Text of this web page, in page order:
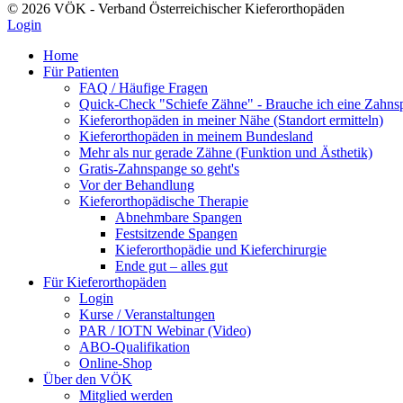
© 2026 VÖK - Verband Österreichischer Kieferorthopäden
Login
Home
Für Patienten
FAQ / Häufige Fragen
Quick-Check "Schiefe Zähne" - Brauche ich eine
Kieferorthopäden in meiner Nähe (Standort ermitteln)
Kieferorthopäden in meinem Bundesland
Mehr als nur gerade Zähne (Funktion und Ästhetik)
Gratis-Zahnspange so geht's
Vor der Behandlung
Kieferorthopädische Therapie
Abnehmbare Spangen
Festsitzende Spangen
Kieferorthopädie und Kieferchirurgie
Ende gut – alles gut
Für Kieferorthopäden
Login
Kurse / Veranstaltungen
PAR / IOTN Webinar (Video)
ABO-Qualifikation
Online-Shop
Über den VÖK
Mitglied werden